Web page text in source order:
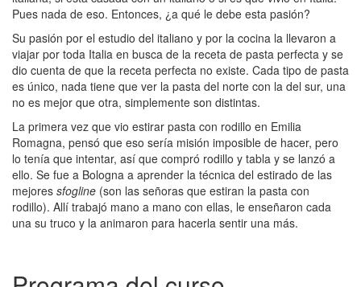
Pues nada de eso. Entonces, ¿a qué le debe esta pasión?
Su pasión por el estudio del italiano y por la cocina la llevaron a
viajar por toda Italia en busca de la receta de pasta perfecta y se
dio cuenta de que la receta perfecta no existe. Cada tipo de pasta
es único, nada tiene que ver la pasta del norte con la del sur, una
no es mejor que otra, simplemente son distintas.
La primera vez que vio estirar pasta con rodillo en Emilia
Romagna, pensó que eso sería misión imposible de hacer, pero
lo tenía que intentar, así que compró rodillo y tabla y se lanzó a
ello. Se fue a Bologna a aprender la técnica del estirado de las
mejores sfogline (son las señoras que estiran la pasta con
rodillo). Allí trabajó mano a mano con ellas, le enseñaron cada
una su truco y la animaron para hacerla sentir una más.